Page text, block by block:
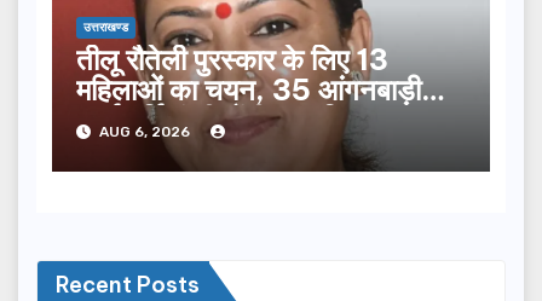
उत्तराखण्ड
तीलू रौतेली पुरस्कार के लिए 13
महिलाओं का चयन, 35 आंगनबाड़ी
कार्यकर्तियां भी होंगी सम्मानित…
AUG 6, 2026
Recent Posts